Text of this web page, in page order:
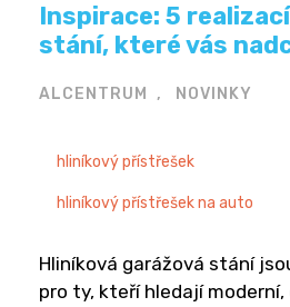
Inspirace: 5
stání, které vás
ALCENTRUM NOVINKY
hliníkový přístřešek
hliníkový přístřešek na auto
Hliníková garážová stání
pro ty, kteří hledají moderní,